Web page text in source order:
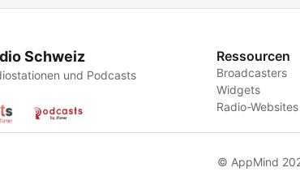
Schweiz
und Podcasts
Ressourcen
Broadcasters
Widgets
Radio-
© AppMind